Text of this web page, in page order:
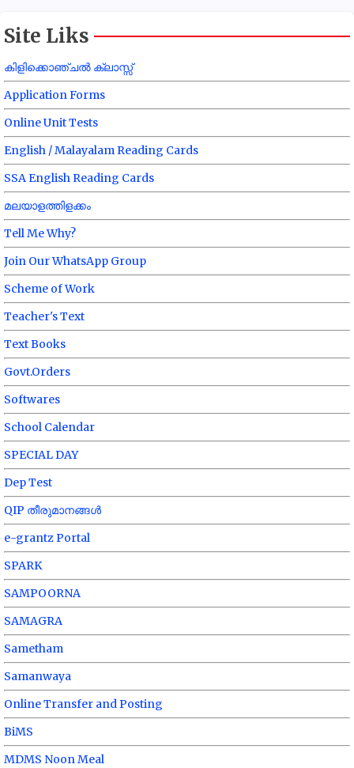
Site Liks
കിളിക്കൊഞ്ചൽ ക്ലാസ്സ്
Application Forms
Online Unit Tests
English / Malayalam Reading Cards
SSA English Reading Cards
മലയാളത്തിളക്കം
Tell Me Why?
Join Our WhatsApp Group
Scheme of Work
Teacher's Text
Text Books
Govt.Orders
Softwares
School Calendar
SPECIAL DAY
Dep Test
QIP തീരുമാനങ്ങൾ
e-grantz Portal
SPARK
SAMPOORNA
SAMAGRA
Sametham
Samanwaya
Online Transfer and Posting
BiMS
MDMS Noon Meal